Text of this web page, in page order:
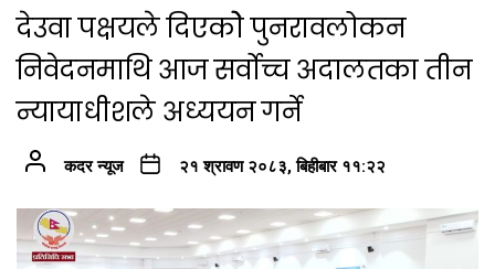
देउवा पक्षयले दिएकोे पुनरावलोकन
निवेदनमाथि आज सर्वोच्च अदालतका तीन
न्यायाधीशले अध्ययन गर्ने
कदर न्यूज २१ श्रावण २०८३, बिहीबार ११:२२